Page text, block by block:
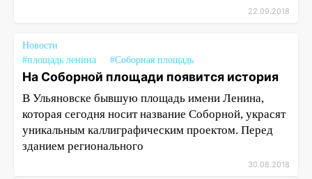
22.09.2018
Новости
#площадь ленина
#Соборная площадь
На Соборной площади появится история
В Ульяновске бывшую площадь имени Ленина,
которая сегодня носит название Соборной, украсят
уникальным каллиграфическим проектом. Перед
зданием регионального
30.08.2018